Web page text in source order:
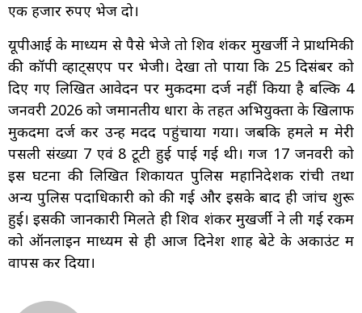
एक हजार रुपए भेज दो।
यूपीआई के माध्यम से पैसे भेजे तो शिव शंकर मुखर्जी ने प्राथमिकी
की कॉपी व्हाट्सएप पर भेजी। देखा तो पाया कि 25 दिसंबर को
दिए गए लिखित आवेदन पर मुकदमा दर्ज नहीं किया है बल्कि 4
जनवरी 2026 को जमानतीय धारा के तहत अभियुक्तों के खिलाफ
मुकदमा दर्ज कर उन्हें मदद पहुंचाया गया। जबकि हमले में मेरी
पसली संख्या 7 एवं 8 टूटी हुई पाई गई थी। गज 17 जनवरी को
इस घटना की लिखित शिकायत पुलिस महानिदेशक रांची तथा
अन्य पुलिस पदाधिकारी को की गई और इसके बाद ही जांच शुरू
हुई। इसकी जानकारी मिलते ही शिव शंकर मुखर्जी ने ली गई रकम
को ऑनलाइन माध्यम से ही आज दिनेश शाह बेटे के अकाउंट में
वापस कर दिया।